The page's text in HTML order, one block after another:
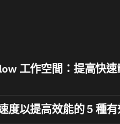
工作空間：提高快速
度以提高效能的 5 種